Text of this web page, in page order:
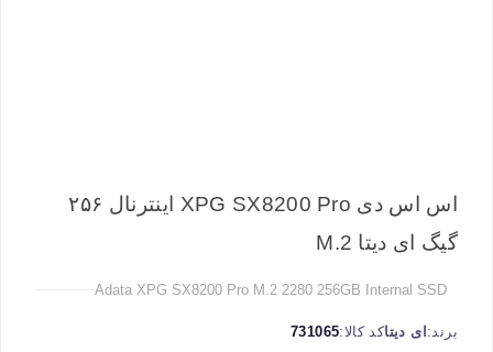
اس اس دی XPG SX8200 Pro اینترنال ۲۵۶
گیگ ای دیتا M.2
Adata XPG SX8200 Pro M.2 2280 256GB Internal SSD
برند:ای دیتاکد کالا:731065